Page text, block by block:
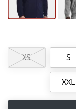
Εμφάνιση
όλων των
XS S
XXL